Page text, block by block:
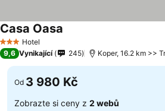
3 Počet hvězdiček
Hotel
Casa Oasa
9,6 Vynikající 245 Koper, 16.2 km >>
Od 3 980 Kč
Zobrazte si ceny z 2 webů